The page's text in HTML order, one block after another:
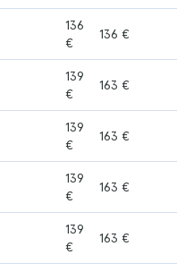
136
€
136 €
139
€
163 €
139
€
163 €
139
€
163 €
139
€
163 €